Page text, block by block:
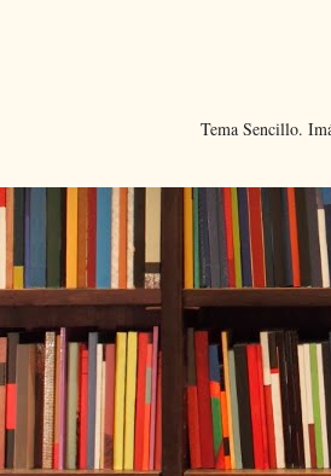
Tema Sencillo.